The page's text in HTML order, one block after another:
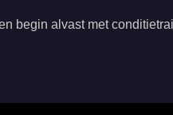
begin alvast met